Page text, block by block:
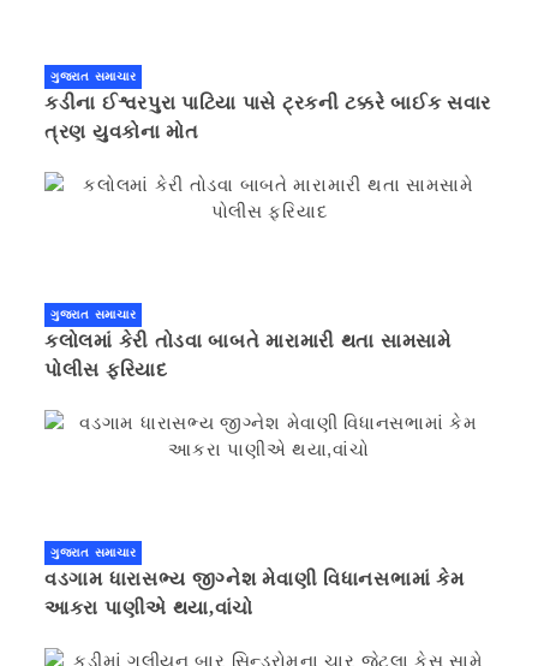
ગુજરાત સમાચાર
કડીના ઈશ્વરપુરા પાટિયા પાસે ટ્રકની ટક્કરે બાઈક સવાર
ત્રણ યુવકોના મોત
ગુજરાત સમાચાર
કલોલમાં કેરી તોડવા બાબતે મારામારી થતા સામસામે
પોલીસ ફરિયાદ
ગુજરાત સમાચાર
વડગામ ધારાસભ્ય જીગ્નેશ મેવાણી વિધાનસભામાં કેમ
આકરા પાણીએ થયા,વાંચો